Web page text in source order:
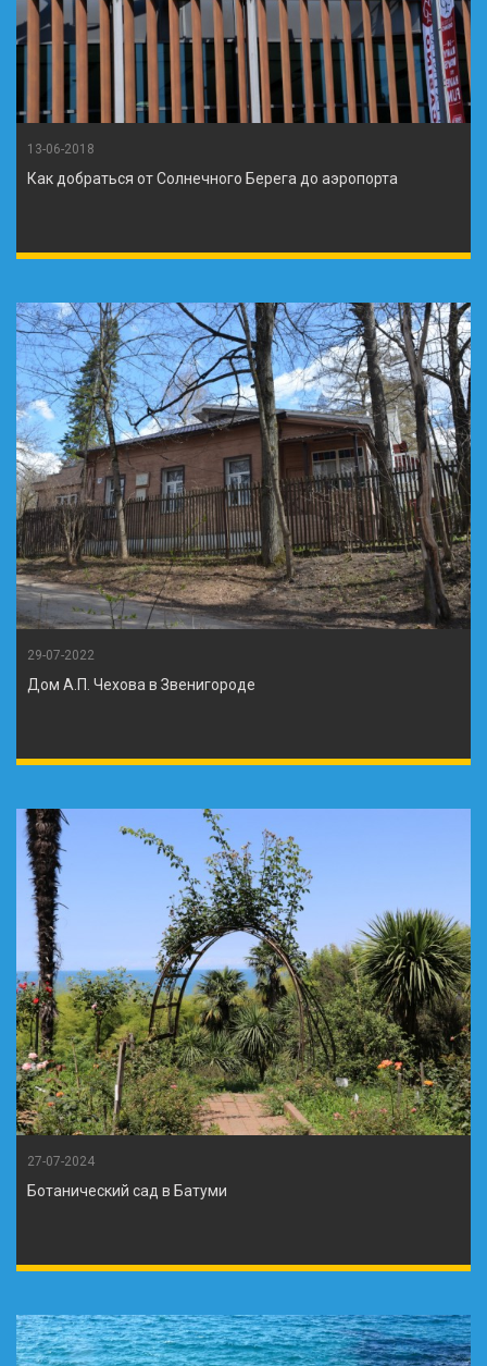
13-06-2018
Как добраться от Солнечного Берега до аэропорта
29-07-2022
Дом А.П. Чехова в Звенигороде
27-07-2024
Ботанический сад в Батуми